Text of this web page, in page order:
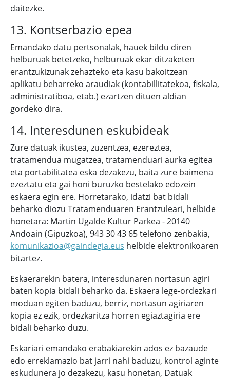
daitezke.
13. Kontserbazio epea
Emandako datu pertsonalak, hauek bildu diren
helburuak betetzeko, helburuak ekar ditzaketen
erantzukizunak zehazteko eta kasu bakoitzean
aplikatu beharreko araudiak (kontabillitatekoa, fiskala,
administratiboa, etab.) ezartzen dituen aldian
gordeko dira.
14. Interesdunen eskubideak
Zure datuak ikustea, zuzentzea, ezereztea,
tratamendua mugatzea, tratamenduari aurka egitea
eta portabilitatea eska dezakezu, baita zure baimena
ezeztatu eta gai honi buruzko bestelako edozein
eskaera egin ere. Horretarako, idatzi bat bidali
beharko diozu Tratamenduaren Erantzuleari, helbide
honetara: Martin Ugalde Kultur Parkea - 20140
Andoain (Gipuzkoa), 943 30 43 65 telefono zenbakia,
komunikazioa@gaindegia.eus helbide elektronikoaren
bitartez.
Eskaerarekin batera, interesdunaren nortasun agiri
baten kopia bidali beharko da. Eskaera lege-ordezkari
moduan egiten baduzu, berriz, nortasun agiriaren
kopia ez ezik, ordezkaritza horren egiaztagiria ere
bidali beharko duzu.
Eskariari emandako erabakiarekin ados ez bazaude
edo erreklamazio bat jarri nahi baduzu, kontrol aginte
eskudunera jo dezakezu, kasu honetan, Datuak